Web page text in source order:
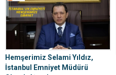
sürdüren şap hastalığı, köylerde
büyükbaş hayvan ölümlerine yol
açmaya...
Hemşerimiz Selami Yıldız,
İstanbul Emniyet Müdürü